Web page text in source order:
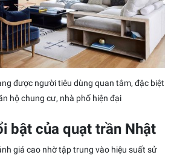
được người tiêu dùng quan tâm, đặc biệt
hộ chung cư, nhà phố hiện đại
bật của quạt trần Nhật
giá cao nhờ tập trung vào hiệu suất sử